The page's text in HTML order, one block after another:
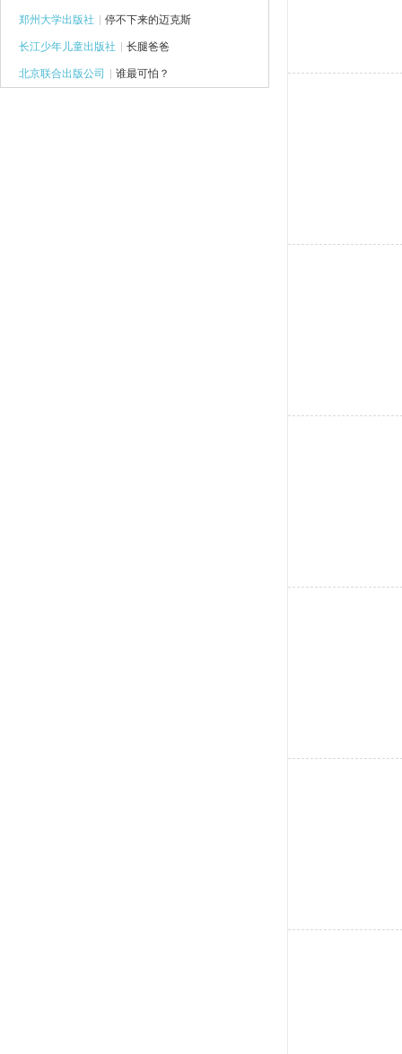
郑州大学出版社 停不下来的迈克斯
长江少年儿童出版社 长腿爸爸
北京联合出版公司 谁最可怕？